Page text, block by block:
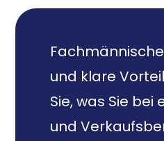
und klare
Sie, was Sie bei
und